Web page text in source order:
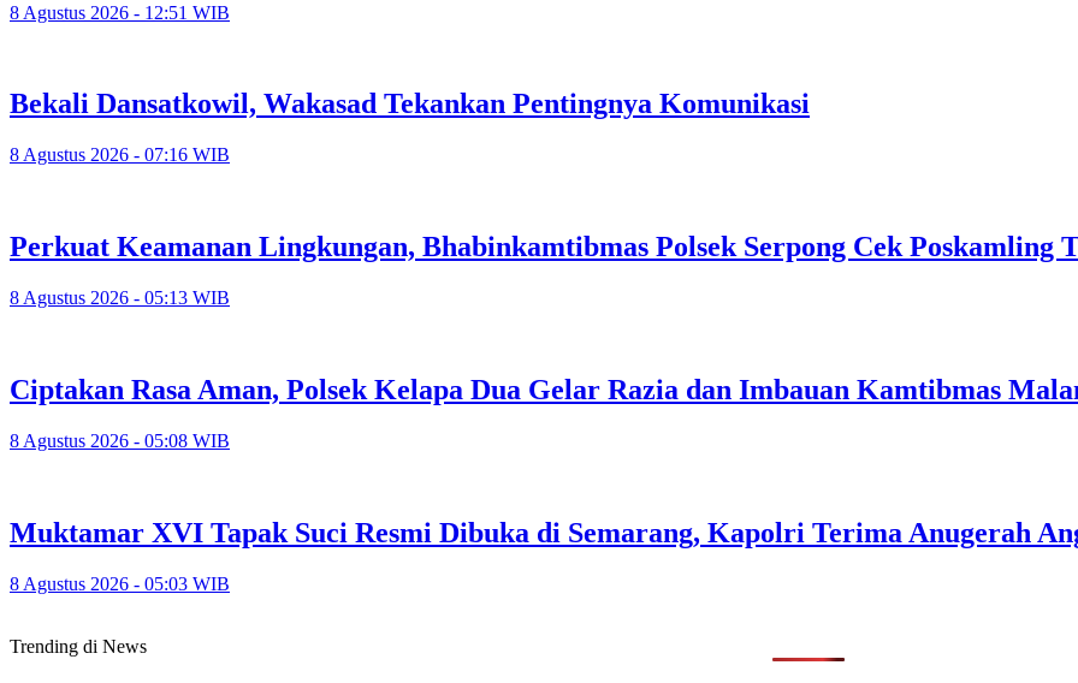
8 Agustus 2026 - 12:51 WIB
Bekali Dansatkowil, Wakasad Tekankan Pentingnya Komunikasi
8 Agustus 2026 - 07:16 WIB
Perkuat Keamanan Lingkungan, Bhabinkamtibmas Polsek Serpong Cek Poskamling
8 Agustus 2026 - 05:13 WIB
Ciptakan Rasa Aman, Polsek Kelapa Dua Gelar Razia dan Imbauan Kamtibmas
8 Agustus 2026 - 05:08 WIB
Muktamar XVI Tapak Suci Resmi Dibuka di Semarang, Kapolri Terima Anugerah
8 Agustus 2026 - 05:03 WIB
Trending di News